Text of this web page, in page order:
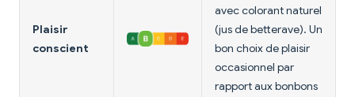
Plaisir
conscient
avec colorant naturel
(jus de betterave). Un
bon choix de plaisir
occasionnel par
rapport aux bonbons